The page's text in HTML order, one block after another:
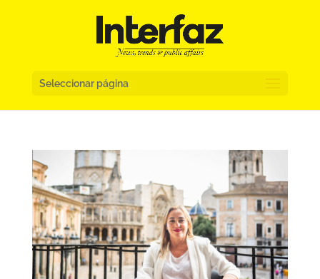
Seleccionar página